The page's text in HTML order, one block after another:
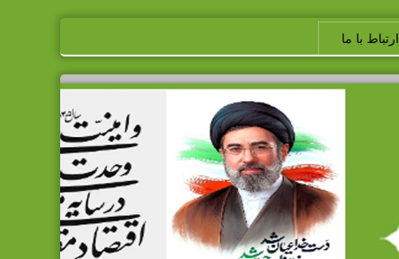
ارتباط با ما